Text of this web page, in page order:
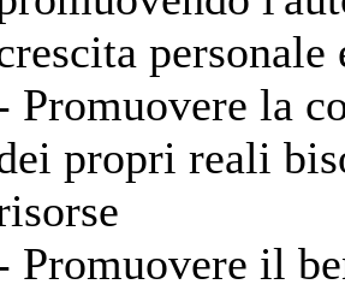
Promuovere la
propri reali
Promuovere il